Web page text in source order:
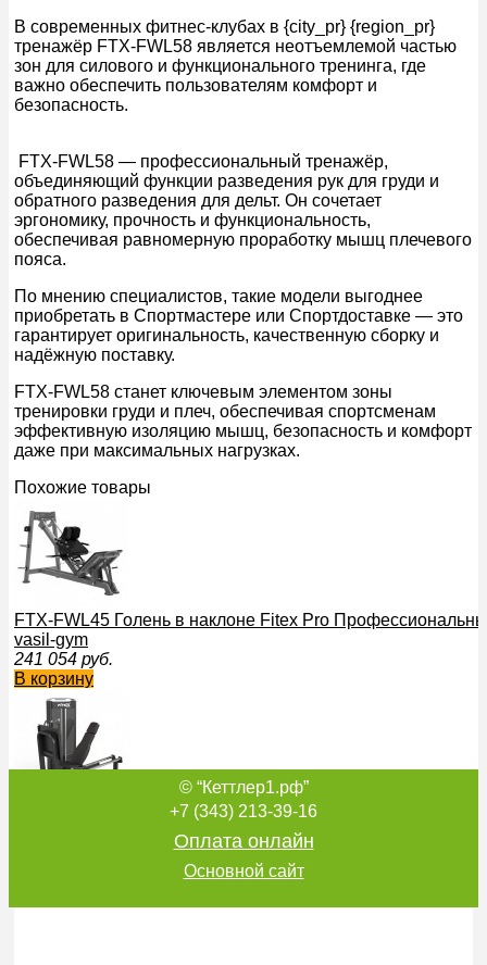
В современных фитнес-клубах в {city_pr} {region_pr}
тренажёр FTX-FWL58 является неотъемлемой частью
зон для силового и функционального тренинга, где
важно обеспечить пользователям комфорт и
безопасность.
FTX-FWL58 — профессиональный тренажёр,
объединяющий функции разведения рук для груди и
обратного разведения для дельт. Он сочетает
эргономику, прочность и функциональность,
обеспечивая равномерную проработку мышц плечевого
пояса.
По мнению специалистов, такие модели выгоднее
приобретать в Спортмастере или Спортдоставке — это
гарантирует оригинальность, качественную сборку и
надёжную поставку.
FTX-FWL58 станет ключевым элементом зоны
тренировки груди и плеч, обеспечивая спортсменам
эффективную изоляцию мышц, безопасность и комфорт
даже при максимальных нагрузках.
Похожие товары
FTX-FWL45 Голень в наклоне Fitex Pro
vasil-gym
241 054 руб.
В корзину
FTX-С428А Жим ногами сидя Fitex Pro
не дорогой бесшумный
© “Кеттлер1.рф”
+7 (343) 213-39-16
Оплата онлайн
Основной сайт